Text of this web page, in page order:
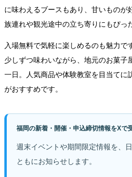
に味わえるブースもあり、甘いものが
族連れや観光途中の立ち寄りにもぴっ
入場無料で気軽に楽しめるのも魅力で
少しずつ味わいながら、地元のお菓子
一日。人気商品や体験教室を目当てに
がおすすめです。
福岡の新着・開催・申込締切情報をXで
週末イベントや期間限定情報を、
ともにお知らせします。